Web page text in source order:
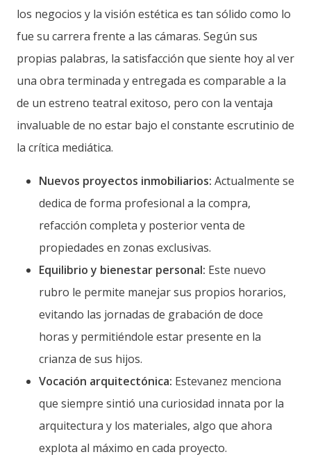
los negocios y la visión estética es tan sólido como lo
fue su carrera frente a las cámaras. Según sus
propias palabras, la satisfacción que siente hoy al ver
una obra terminada y entregada es comparable a la
de un estreno teatral exitoso, pero con la ventaja
invaluable de no estar bajo el constante escrutinio de
la crítica mediática.
Nuevos proyectos inmobiliarios: Actualmente se
dedica de forma profesional a la compra,
refacción completa y posterior venta de
propiedades en zonas exclusivas.
Equilibrio y bienestar personal: Este nuevo
rubro le permite manejar sus propios horarios,
evitando las jornadas de grabación de doce
horas y permitiéndole estar presente en la
crianza de sus hijos.
Vocación arquitectónica: Estevanez menciona
que siempre sintió una curiosidad innata por la
arquitectura y los materiales, algo que ahora
explota al máximo en cada proyecto.